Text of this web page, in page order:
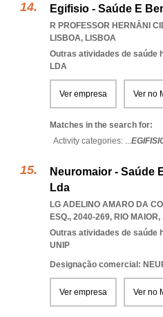
Egifisio - Saúde E
R PROFESSOR HERNÂNI
LISBOA, LISBOA
Outras atividades de saúde
LDA
Ver empresa Ver no
Matches in the search for:
Activity categories: ...
Neuromaior - Saúde
Lda
LG ADELINO AMARO DA
ESQ., 2040-269, RIO MAIOR,
Outras atividades de saúde
UNIP
Designação comercial:
Ver empresa Ver no